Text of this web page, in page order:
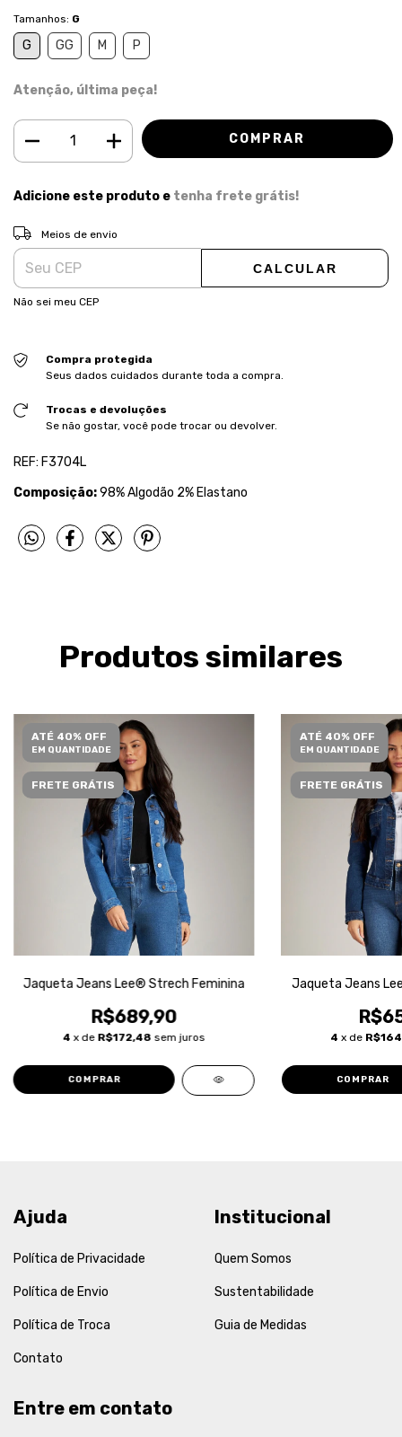
Tamanhos: G
G GG M P
Atenção, última peça!
Adicione este produto e tenha frete grátis!
Entregas para o CEP:
Meios de envio
CALCULAR
Não sei meu CEP
Compra protegida
Seus dados cuidados durante toda a compra.
Trocas e devoluções
Se não gostar, você pode trocar ou devolver.
REF: F3704L
Composição:98% Algodão 2% Elastano
Produtos similares
ATÉ 40% OFF
EM QUANTIDADE
FRETE GRÁTIS
Jaqueta Jeans Lee® Strech Feminina
R$689,90
4 x de R$172,48 sem juros
COMPRAR
ATÉ 40% OFF
EM QUANTIDADE
FRETE GRÁTIS
Jaqueta Jeans
4 x de
COMPRAR
Ajuda
Política de Privacidade
Política de Envio
Política de Troca
Contato
Institucional
Quem Somos
Sustentabilidade
Guia de Medidas
Entre em contato